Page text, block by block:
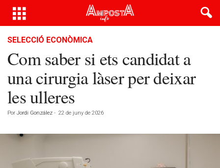
SELECCIÓ ECONÒMICA
Com saber si ets candidat a
una cirurgia làser per deixar
les ulleres
Por Jordi González - 22 de juny de 2026